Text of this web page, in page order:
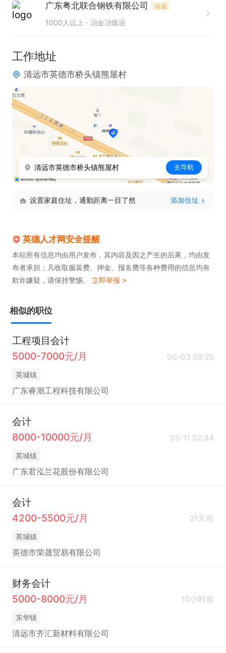
5、编制成本月报。
见）请告知是在英德人才网上看到的
广东粤北联合钢铁有限公司 认证
1000人以上 冶金冶炼业
工作地址
清远市英德市桥头镇熊屋村
清远市英德市桥头镇熊屋村 去导航
设置家庭住址，通勤距离一目了然 添加住址
英德人才网安全提醒
本站所有信息均由用户发布，其内容及因之产生的后果，均由发
布者承担；凡收取服装费、押金、报名费等各种费用的信息均有
欺诈嫌疑，请保持警惕。 立即举报 >
相似的职位
工程项目会计
5000-7000元/月
06-03 09:25
英城镇
广东睿潮工程科技有限公司
会计
8000-10000元/月
05-11 02:34
英城镇
广东君泓兰花股份有限公司
会计
4200-5500元/月
21天前
英城镇
英德市荣晟贸易有限公司
财务会计
5000-8000元/月
10小时前
东华镇
清远市齐汇新材料有限公司